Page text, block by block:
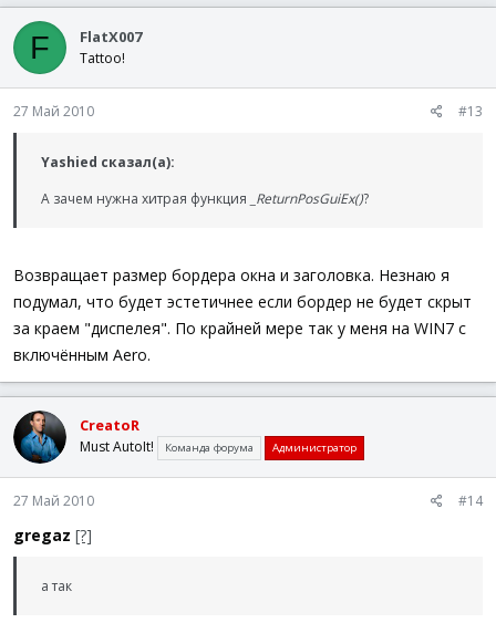
F FlatX007
Tattoo!
27 Май 2010 #13
Yashied сказал(а):
А зачем нужна хитрая функция _ReturnPosGuiEx()?
Возвращает размер бордера окна и заголовка. Незнаю я
подумал, что будет эстетичнее если бордер не будет скрыт
за краем "диспелея". По крайней мере так у меня на WIN7 с
включённым Aero.
CreatoR
Must AutoIt! Команда форума Администратор
27 Май 2010 #14
gregaz [?]
а так